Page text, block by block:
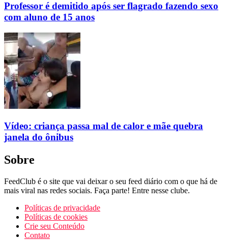
Professor é demitido após ser flagrado fazendo sexo
com aluno de 15 anos
Vídeo: criança passa mal de calor e mãe quebra
janela do ônibus
Sobre
FeedClub é o site que vai deixar o seu feed diário com o que há de
mais viral nas redes sociais. Faça parte! Entre nesse clube.
Políticas de privacidade
Políticas de cookies
Crie seu Conteúdo
Contato